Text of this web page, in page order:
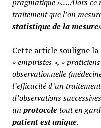
pragmatique »….Alors ce
traitement que l’on
statistique de la
Cette article souligne la
« empiristes », «
observationnelle
l’efficacité d’un
d’observations
un protocoletout en
patient est unique.